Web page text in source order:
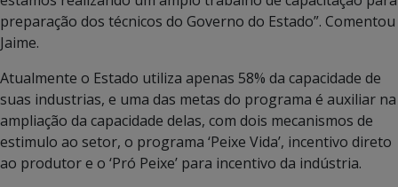
preparação dos técnicos do Governo do Estado”. Comentou
Jaime.
Atualmente o Estado utiliza apenas 58% da capacidade de
suas industrias, e uma das metas do programa é auxiliar na
ampliação da capacidade delas, com dois mecanismos de
estimulo ao setor, o programa ‘Peixe Vida’, incentivo direto
ao produtor e o ‘Pró Peixe’ para incentivo da indústria.